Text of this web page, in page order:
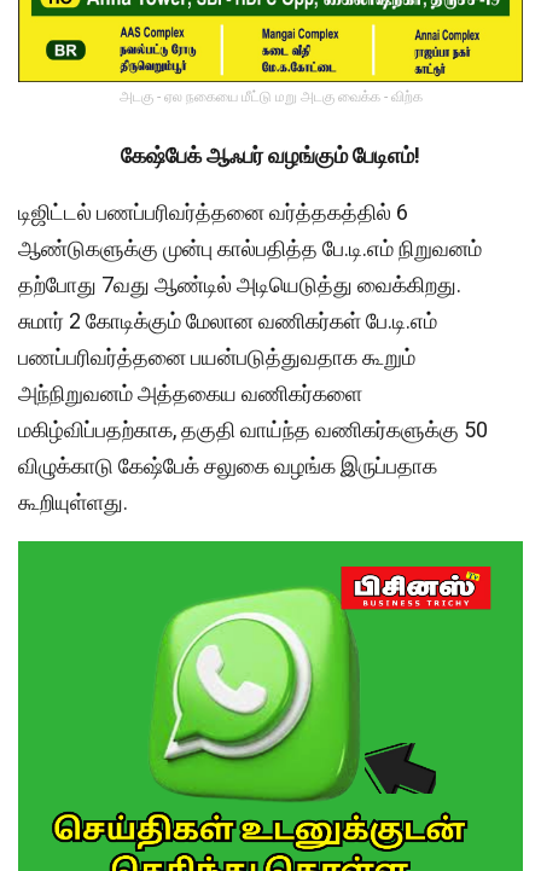
அடகு - ஏல நகையை மீட்டு மறு அடகு வைக்க - விற்க
கேஷ்பேக் ஆஃபர் வழங்கும் பேடிஎம்!
டிஜிட்டல் பணப்பரிவர்த்தனை வர்த்தகத்தில் 6
ஆண்டுகளுக்கு முன்பு கால்பதித்த பே.டி.எம் நிறுவனம்
தற்போது 7வது ஆண்டில் அடியெடுத்து வைக்கிறது.
சுமார் 2 கோடிக்கும் மேலான வணிகர்கள் பே.டி.எம்
பணப்பரிவர்த்தனை பயன்படுத்துவதாக கூறும்
அந்நிறுவனம் அத்தகைய வணிகர்களை
மகிழ்விப்பதற்காக, தகுதி வாய்ந்த வணிகர்களுக்கு 50
விழுக்காடு கேஷ்பேக் சலுகை வழங்க இருப்பதாக
கூறியுள்ளது.